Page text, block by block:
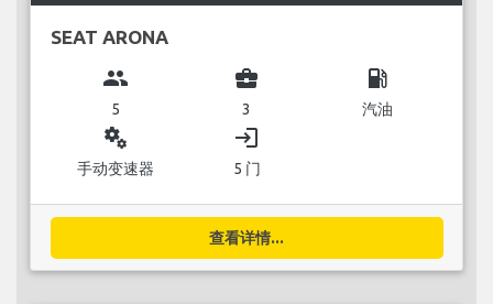
SEAT ARONA
group
5
business_center
3
local_gas_station
汽油
miscellaneous_services
手动变速器
login
5 门
查看详情...